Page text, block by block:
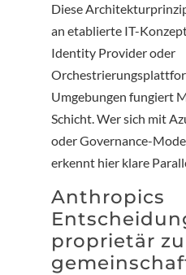
Diese
an etablierte IT-
Identity Provider oder
Umgebungen fungiert
Schicht. Wer sich mit
oder Governance-
erkennt hier klare
Anthropics
proprietär zu